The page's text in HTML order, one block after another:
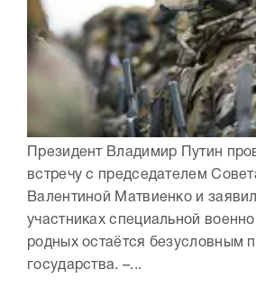
Президент Владимир Путин
встречу с председателем
Валентиной Матвиенко и
участниках специальной
родных остаётся безусловным
государства. –...